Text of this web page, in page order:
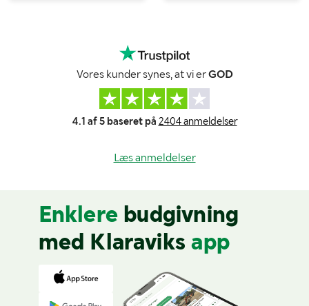
Vores kunder synes, at vi erGOD
4.1 af 5 baseret på 2404 anmeldelser
Læs anmeldelser
Enklere budgivning
med Klaraviks app